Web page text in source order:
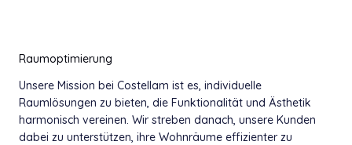
Raumoptimierung
Unsere Mission bei Costellam ist es, individuelle
Raumlösungen zu bieten, die Funktionalität und Ästhetik
harmonisch vereinen. Wir streben danach, unsere Kunden
dabei zu unterstützen, ihre Wohnräume effizienter zu